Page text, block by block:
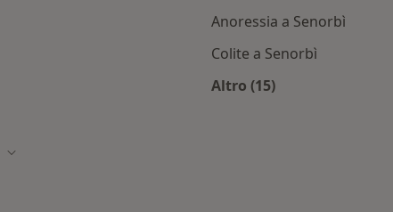
Anoressia a Senorbì
Colite a Senorbì
Altro (15)
Cambia città